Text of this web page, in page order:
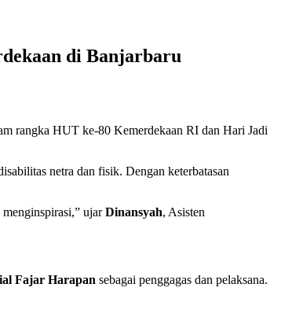
di Banjarbaru
rangka HUT ke-80 Kemerdekaan RI dan Hari Jadi
netra dan fisik. Dengan keterbatasan
ujarDinansyah, Asisten
Fajar Harapan sebagai penggagas dan pelaksana.